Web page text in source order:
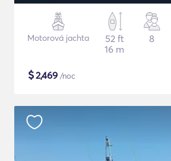
Motorová jachta
52 ft
16 m
8
$2,469 /noc